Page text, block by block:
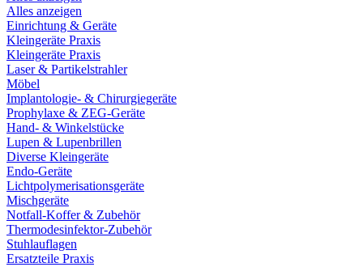
Alles anzeigen
Einrichtung & Geräte
Kleingeräte Praxis
Kleingeräte Praxis
Laser & Partikelstrahler
Möbel
Implantologie- & Chirurgiegeräte
Prophylaxe & ZEG-Geräte
Hand- & Winkelstücke
Lupen & Lupenbrillen
Diverse Kleingeräte
Endo-Geräte
Lichtpolymerisationsgeräte
Mischgeräte
Notfall-Koffer & Zubehör
Thermodesinfektor-Zubehör
Stuhlauflagen
Ersatzteile Praxis